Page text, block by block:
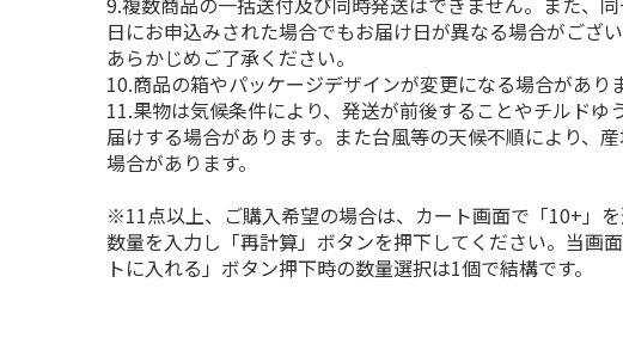
日にお申込みされた場合でもお届け日が異なる場合がござい
あらかじめご了承ください。
10.商品の箱やパッケージデザインが変更になる場合がありま
11.果物は気候条件により、発送が前後することやチルドゆ
届けする場合があります。また台風等の天候不順により、
場合があります。
※11点以上、ご購入希望の場合は、カート画面で「10+」
数量を入力し「再計算」ボタンを押下してください。当画
トに入れる」ボタン押下時の数量選択は1個で結構です。